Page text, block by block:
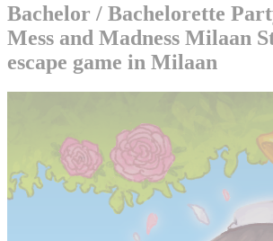
Bachelor / Bachelorette
Mess and Madness Milaan
escape game in Milaan